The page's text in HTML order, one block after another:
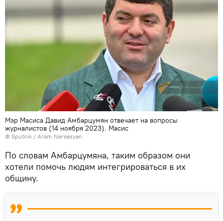
Мэр Масиса Давид Амбарцумян отвечает на вопросы
журналистов (14 ноября 2023). Масис
© Sputnik / Aram Nersesyan
По словам Амбарцумяна, таким образом они
хотели помочь людям интегрироваться в их
общину.